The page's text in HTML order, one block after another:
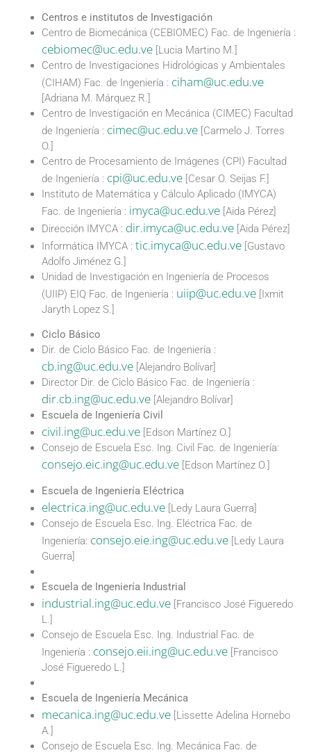
Centros e institutos de Investigación
Centro de Biomecánica (CEBIOMEC) Fac. de Ingeniería :
cebiomec@uc.edu.ve [Lucia Martino M.]
Centro de Investigaciones Hidrológicas y Ambientales
(CIHAM) Fac. de Ingeniería : ciham@uc.edu.ve
[Adriana M. Márquez R.]
Centro de Investigación en Mecánica (CIMEC) Facultad
de Ingeniería : cimec@uc.edu.ve [Carmelo J. Torres
O.]
Centro de Procesamiento de Imágenes (CPI) Facultad
de Ingeniería : cpi@uc.edu.ve [Cesar O. Seijas F.]
Instituto de Matemática y Cálculo Aplicado (IMYCA)
Fac. de Ingeniería : imyca@uc.edu.ve [Aida Pérez]
Dirección IMYCA : dir.imyca@uc.edu.ve [Aida Pérez]
Informática IMYCA : tic.imyca@uc.edu.ve [Gustavo
Adolfo Jiménez G.]
Unidad de Investigación en Ingeniería de Procesos
(UIIP) EIQ Fac. de Ingeniería : uiip@uc.edu.ve [Ixmit
Jaryth Lopez S.]
Ciclo Básico
Dir. de Ciclo Básico Fac. de Ingeniería :
cb.ing@uc.edu.ve [Alejandro Bolívar]
Director Dir. de Ciclo Básico Fac. de Ingeniería :
dir.cb.ing@uc.edu.ve [Alejandro Bolívar]
Escuela de Ingeniería Civil
civil.ing@uc.edu.ve [Edson Martínez O.]
Consejo de Escuela Esc. Ing. Civil Fac. de Ingeniería:
consejo.eic.ing@uc.edu.ve [Edson Martínez O.]
Escuela de Ingeniería Eléctrica
electrica.ing@uc.edu.ve [Ledy Laura Guerra]
Consejo de Escuela Esc. Ing. Eléctrica Fac. de
Ingeniería: consejo.eie.ing@uc.edu.ve [Ledy Laura
Guerra]
Escuela de Ingeniería Industrial
industrial.ing@uc.edu.ve [Francisco José Figueredo
L.]
Consejo de Escuela Esc. Ing. Industrial Fac. de
Ingeniería : consejo.eii.ing@uc.edu.ve [Francisco
José Figueredo L.]
Escuela de Ingeniería Mecánica
mecanica.ing@uc.edu.ve [Lissette Adelina Hornebo
A.]
Consejo de Escuela Esc. Ing. Mecánica Fac. de